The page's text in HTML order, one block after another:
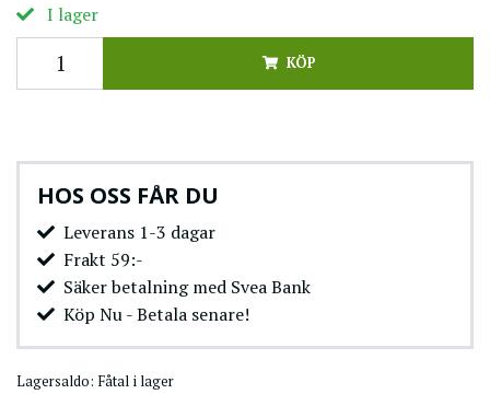
I lager
KÖP
HOS OSS FÅR DU
Leverans 1-3 dagar
Frakt 59:-
Säker betalning med Svea Bank
Köp Nu - Betala senare!
Lagersaldo: Fåtal i lager